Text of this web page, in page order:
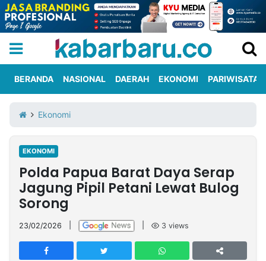
Iklan
Berita
Kami
Nasional
International
Olahraga
Entertainment
Daerah
Pariwisata
Kuliner
Kolom
Network
PT
TREETAN
BERANDA NASIONAL DAERAH EKONOMI PARIWISATA
Ekonomi
EKONOMI
Polda Papua Barat Daya Serap
Jagung Pipil Petani Lewat Bulog
Sorong
23/02/2026 3 views